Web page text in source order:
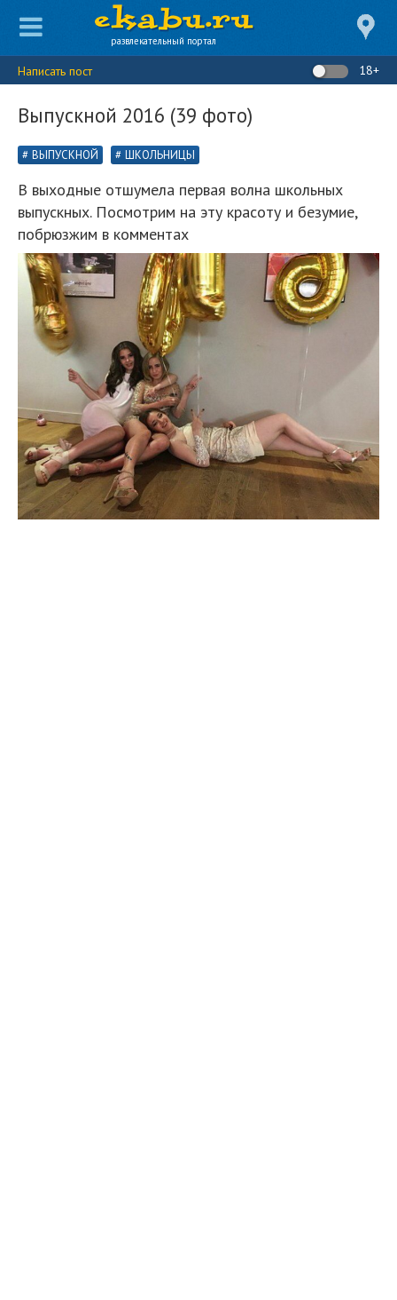
развлекательный портал
Написать пост 18+
Выпускной 2016 (39 фото)
ВЫПУСКНОЙ ШКОЛЬНИЦЫ
В выходные отшумела первая волна школьных
выпускных. Посмотрим на эту красоту и безумие,
побрюзжим в комментах